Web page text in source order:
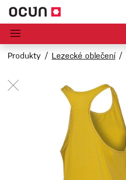
Produkty Lezecké oblečení